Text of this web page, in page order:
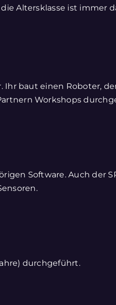
Altersklasse ist immer
baut einen Roboter,
Workshops
Software. Auch der
durchgeführt.